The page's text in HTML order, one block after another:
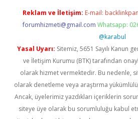
Reklam ve İletişim: E-mail:
forumhizmeti@gmail.com Whatsapp:
@karabul
Yasal Uyarı: Sitemiz, 5651 Sayılı Kanun
ve İletişim Kurumu (BTK) tarafından
olarak hizmet vermektedir. Bu nedenle,
olarak denetleme veya araştırma
Ancak, üyelerimiz yazdıkları içeriklerin
siteye üye olarak bu sorumluluğu kabul